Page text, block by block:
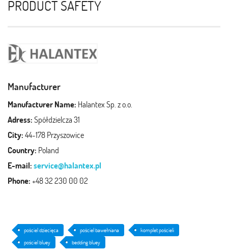
PRODUCT SAFETY
Manufacturer
Manufacturer Name: Halantex Sp. z o.o.
Adress:Spółdzielcza 31
City:44-178 Przyszowice
Country: Poland
E-mail:service@halantex.pl
Phone:+48 32 230 00 02
pościel dziecięca pościel bawełniana
komplet pościeli
pościel bluey
bedding bluey